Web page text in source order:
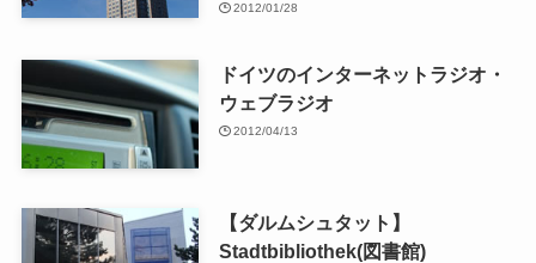
2012/01/28
ドイツのインターネットラジオ・
ウェブラジオ
2012/04/13
【ダルムシュタット】
Stadtbibliothek(図書館)